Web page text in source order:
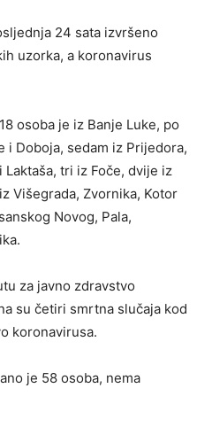
24 sata izvršeno
uzorka, a koronavirus
osoba je iz Banje Luke, po
i Doboja, sedam iz Prijedora,
tri iz Foče, dvije iz
Višegrada, Zvornika, Kotor
Novog, Pala,
za javno zdravstvo
su četiri smrtna slučaja kod
koronavirusa.
je 58 osoba, nema